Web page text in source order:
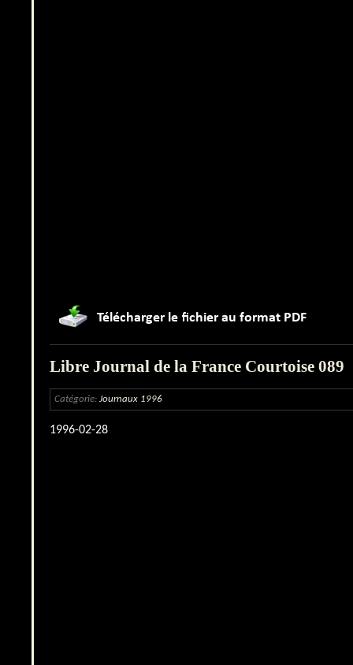
Libre Journal de la France Courtoise 089
Catégorie: Journaux 1996
1996-02-28